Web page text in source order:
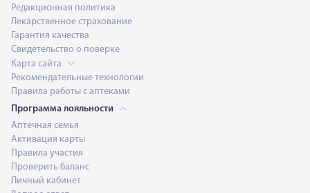
Редакционная политика
Лекарственное страхование
Гарантия качества
Свидетельство о поверке
Карта сайта
Рекомендательные технологии
Правила работы с аптеками
Программа лояльности
Аптечная семья
Активация карты
Правила участия
Проверить баланс
Личный кабинет